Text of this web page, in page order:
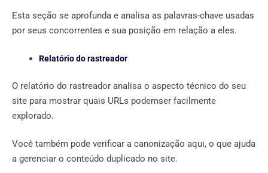
Esta seção se aprofunda e analisa as palavras-chave usadas
por seus concorrentes e sua posição em relação a eles.
Relatório do rastreador
O relatório do rastreador analisa o aspecto técnico do seu
site para mostrar quais URLs podemser facilmente
explorado.
Você também pode verificar a canonização aqui, o que ajuda
a gerenciar o conteúdo duplicado no site.